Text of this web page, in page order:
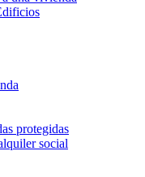
protegidas
social